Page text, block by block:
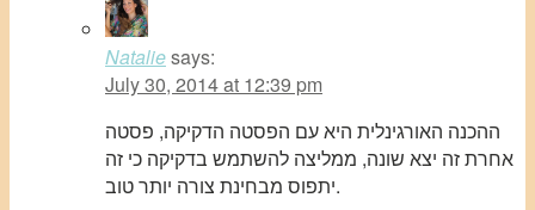
Nataliesays:
July 30, 2014 at 12:39 pm
ההכנה האורגינלית היא עם הפסטה הדקיקה, פסטה
אחרת זה יצא שונה, ממליצה להשתמש בדקיקה כי זה
יתפוס מבחינת צורה יותר טוב.